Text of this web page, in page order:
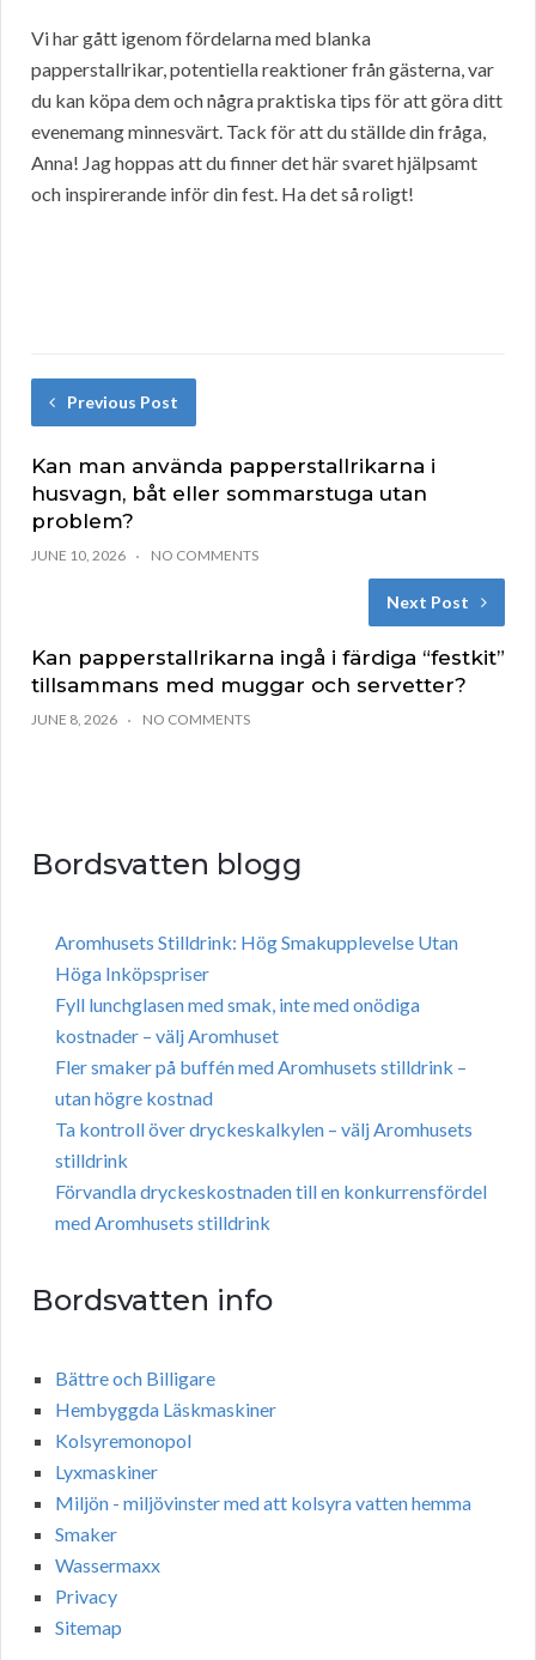
Vi har gått igenom fördelarna med blanka
papperstallrikar, potentiella reaktioner från gästerna, var
du kan köpa dem och några praktiska tips för att göra ditt
evenemang minnesvärt. Tack för att du ställde din fråga,
Anna! Jag hoppas att du finner det här svaret hjälpsamt
och inspirerande inför din fest. Ha det så roligt!
Previous Post
Kan man använda papperstallrikarna i
husvagn, båt eller sommarstuga utan
problem?
JUNE 10, 2026 NO COMMENTS
Next Post
Kan papperstallrikarna ingå i färdiga “festkit”
tillsammans med muggar och servetter?
JUNE 8, 2026 NO COMMENTS
Bordsvatten blogg
Aromhusets Stilldrink: Hög Smakupplevelse Utan
Höga Inköpspriser
Fyll lunchglasen med smak, inte med onödiga
kostnader – välj Aromhuset
Fler smaker på buffén med Aromhusets stilldrink –
utan högre kostnad
Ta kontroll över dryckeskalkylen – välj Aromhusets
stilldrink
Förvandla dryckeskostnaden till en konkurrensfördel
med Aromhusets stilldrink
Bordsvatten info
Bättre och Billigare
Hembyggda Läskmaskiner
Kolsyremonopol
Lyxmaskiner
Miljön - miljövinster med att kolsyra vatten hemma
Smaker
Wassermaxx
Privacy
Sitemap